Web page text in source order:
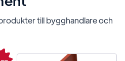
till bygghandlare och